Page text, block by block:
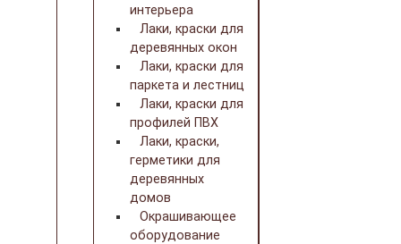
интерьера
Лаки, краски для
деревянных окон
Лаки, краски для
паркета и лестниц
Лаки, краски для
профилей ПВХ
Лаки, краски,
герметики для
деревянных
домов
Окрашивающее
оборудование